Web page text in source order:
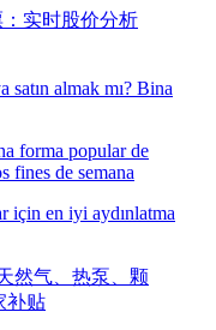
satın almak mı? Bina
için en iyi aydınlatma